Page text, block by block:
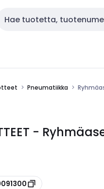
Haku
Pneumatiikka
-